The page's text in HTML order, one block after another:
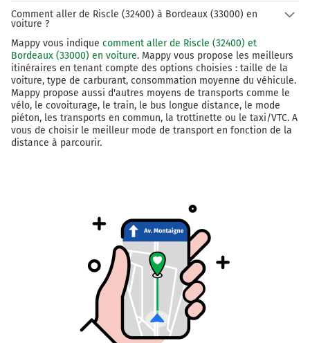
Comment aller de Riscle (32400) à Bordeaux (33000) en
voiture ?
Mappy vous indique comment aller de Riscle (32400) et
Bordeaux (33000) en voiture. Mappy vous propose les meilleurs
itinéraires en tenant compte des options choisies : taille de la
voiture, type de carburant, consommation moyenne du véhicule.
Mappy propose aussi d'autres moyens de transports comme le
vélo, le covoiturage, le train, le bus longue distance, le mode
piéton, les transports en commun, la trottinette ou le taxi/VTC. A
vous de choisir le meilleur mode de transport en fonction de la
distance à parcourir.